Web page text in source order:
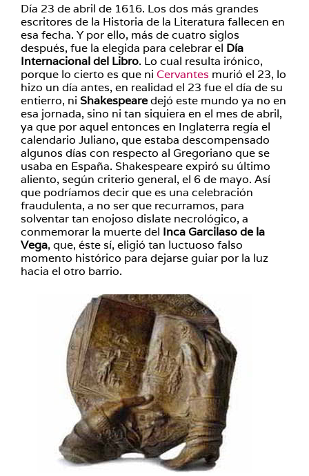
Día 23 de abril de 1616. Los dos más grandes
escritores de la Historia de la Literatura fallecen en
esa fecha. Y por ello, más de cuatro siglos
después, fue la elegida para celebrar el Día
Internacional del Libro. Lo cual resulta irónico,
porque lo cierto es que ni Cervantes murió el 23, lo
hizo un día antes, en realidad el 23 fue el día de su
entierro, ni Shakespearedejó este mundo ya no en
esa jornada, sino ni tan siquiera en el mes de abril,
ya que por aquel entonces en Inglaterra regía el
calendario Juliano, que estaba descompensado
algunos días con respecto al Gregoriano que se
usaba en España. Shakespeare expiró su último
aliento, según criterio general, el 6 de mayo. Así
que podríamos decir que es una celebración
fraudulenta, a no ser que recurramos, para
solventar tan enojoso dislate necrológico, a
conmemorar la muerte del Inca Garcilaso de la
Vega, que, éste sí, eligió tan luctuoso falso
momento histórico para dejarse guiar por la luz
hacia el otro barrio.